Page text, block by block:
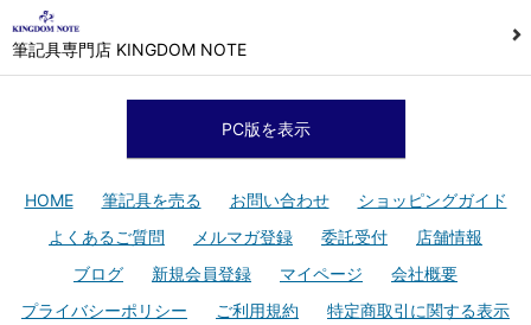
筆記具専門店 KINGDOM NOTE
PC版を表示
HOME 筆記具を売る お問い合わせ
ショッピングガイド
よくあるご質問
メルマガ登録 委託受付
店舗情報
ブログ
新規会員登録 マイページ
会社概要
プライバシーポリシー
ご利用規約 特定商取引に関する表示